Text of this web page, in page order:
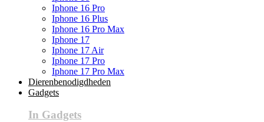
Iphone 16 Pro
Iphone 16 Plus
Iphone 16 Pro Max
Iphone 17
Iphone 17 Air
Iphone 17 Pro
Iphone 17 Pro Max
Dierenbenodigdheden
Gadgets
In Gadgets